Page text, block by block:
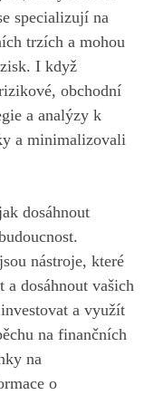
specializují na
trzích a mohou
I když
obchodní
a analýzy k
a minimalizovali
dosáhnout
nástroje, které
a dosáhnout vašich
a využít
na finančních
na
o